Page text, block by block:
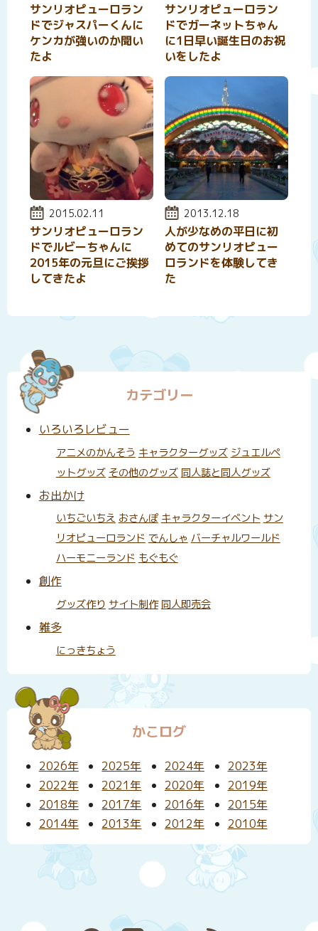
サンリオピューロラン
ドでジャスパーくんに
ケンカが強いのか聞い
たよ
サンリオピューロラン
ドでガーネットちゃん
に1日早い誕生日のお祝
いをしたよ
投稿日:
2015.02.11
サンリオピューロラン
ドでルビーちゃんに
2015年の元旦にご挨拶
してきたよ
投稿日:
2013.12.18
人が少なめの平日に初
めてのサンリオピュー
ロランドを体験してき
た
カテゴリー
いろいろレビュー
アニメのかんそう キャラクターグッズ ジュエルペ
ットグッズ その他のグッズ 同人誌と同人グッズ
お出かけ
いちごいちえ おさんぽ キャラクターイベント サン
リオピューロランド でんしゃ バーチャルワールド
ハーモニーランド もぐもぐ
創作
グッズ作り サイト制作 同人即売会
雑多
にっきちょう
かこログ
2026年 2025年 2024年
2023年
2022年
2021年 2020年
2019年
2018年
2017年 2016年
2015年
2014年
2013年 2012年 2010年